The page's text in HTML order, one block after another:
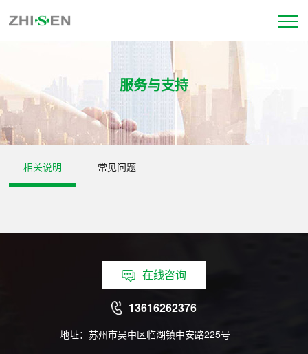
服务与支持
相关说明 常见问题
在线咨询
13616262376
地址：苏州市吴中区临湖镇中安路225号